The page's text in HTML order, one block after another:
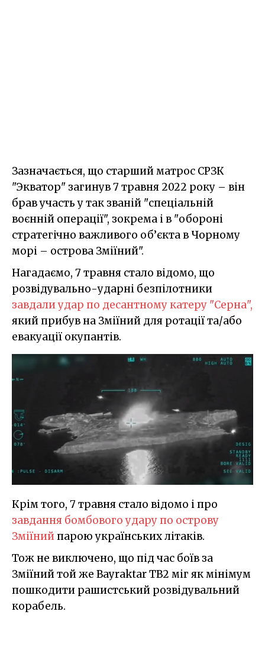
Зазначається, що старший матрос СРЗК
"Экватор" загинув 7 травня 2022 року – він
брав участь у так званій "спеціальній
воєнній операції", зокрема і в "обороні
стратегічно важливого об’єкта в Чорному
морі – острова Зміїний".
Нагадаємо, 7 травня стало відомо, що
розвідувально-ударні безпілотники
завдали удар по десантному катеру "Серна",
який прибув на Зміїний для ротації та/або
евакуації окупантів.
Крім того, 7 травня стало відомо і про
завдання бомбового удару по острову
Зміїнийпарою українських літаків.
Тож не виключено, що під час боїв за
Зміїний той же Bayraktar TB2 міг як мінімум
пошкодити рашистський розвідувальний
корабель.